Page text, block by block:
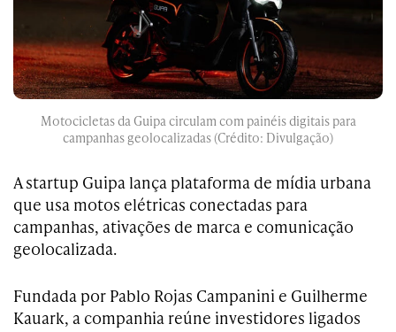
Motocicletas da Guipa circulam com painéis digitais para
campanhas geolocalizadas (Crédito: Divulgação)
A startup Guipa lança plataforma de mídia urbana
que usa motos elétricas conectadas para
campanhas, ativações de marca e comunicação
geolocalizada.
Fundada por Pablo Rojas Campanini e Guilherme
Kauark, a companhia reúne investidores ligados